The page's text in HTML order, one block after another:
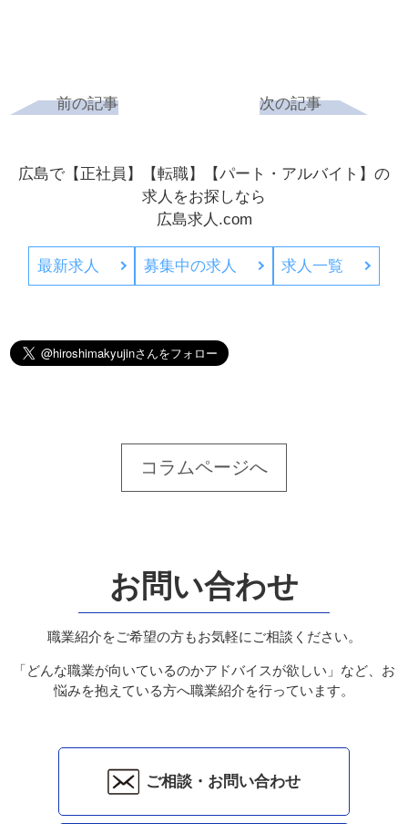
前の記事 次の記事
広島で【正社員】【転職】【パート・アルバイト】の
求人をお探しなら
広島求人.com
最新求人 募集中の求人 求人一覧
コラムページへ
お問い合わせ
職業紹介をご希望の方もお気軽にご相談ください。
「どんな職業が向いているのかアドバイスが欲しい」など、お
悩みを抱えている方へ職業紹介を行っています。
ご相談・お問い合わせ